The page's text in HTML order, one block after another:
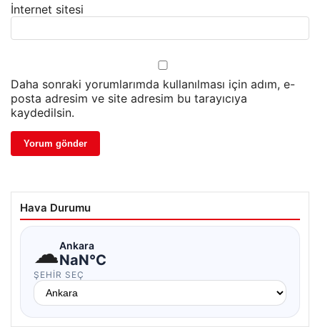
İnternet sitesi
Daha sonraki yorumlarımda kullanılması için adım, e-
posta adresim ve site adresim bu tarayıcıya
kaydedilsin.
Hava Durumu
☁Ankara
NaN°C
ŞEHIR SEÇ